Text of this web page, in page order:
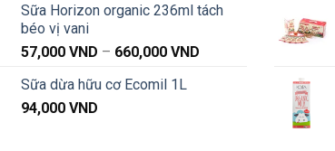
Sữa Horizon organic 236ml tách
béo vị vani
57,000VND – 660,000VND
Sữa dừa hữu cơ Ecomil 1L
94,000VND